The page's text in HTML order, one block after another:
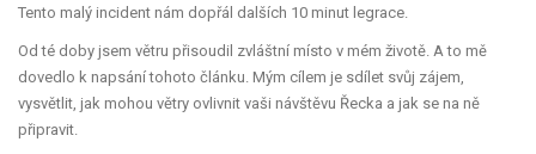
Tento malý incident nám dopřál dalších 10 minut legrace.
Od té doby jsem větru přisoudil zvláštní místo v mém životě. A to mě
dovedlo k napsání tohoto článku. Mým cílem je sdílet svůj zájem,
vysvětlit, jak mohou větry ovlivnit vaši návštěvu Řecka a jak se na ně
připravit.